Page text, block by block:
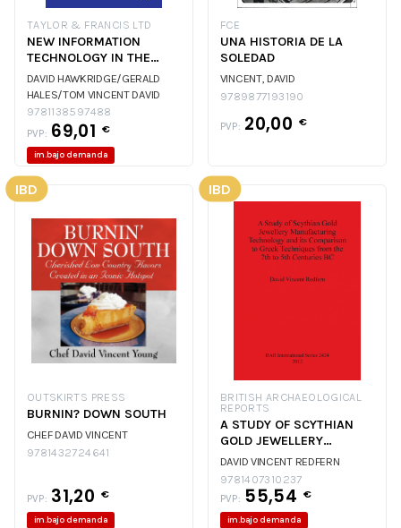
TAYLOR & FRANCIS LTD
NEW INFORMATION
TECHNOLOGY IN THE
EDUCATION OF DISABLED
CHIL
DAVID HAWKRIDGE/GERALD
HALES/TOM VINCENT DAVID
HAWKRIDGE/GERALD
HALES/TOM VINCENT
HAWKRIDGE/GERALD
HALES/TOM VINCENT
9781138597488
PVP: 69,01 €
im.bajo demanda
FCE
UNA HISTORIA DE LA
SOLEDAD
VINCENT, DAVID
9789877193190
PVP: 20,00 €
IBD
OUTSKIRTS PRESS
BURNIN? DOWN SOUTH
CHEF DAVID VINCENT
9781432724641
PVP: 31,20 €
im.bajo demanda
IBD
BRITISH ARCHAEOLOGICAL
REPORTS
A STUDY OF SCYTHIAN
GOLD JEWELLERY
MANUFACTURING
TECHNOLOGY
DAVID VINCENT REDFERN
9781407310237
PVP: 55,54 €
im.bajo demanda